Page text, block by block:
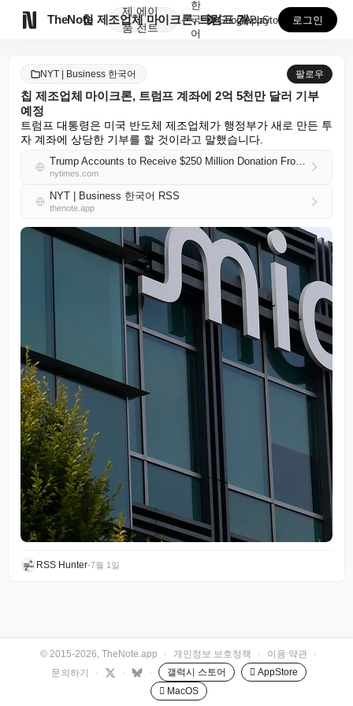
TheNote
제
품
에이
전트
칩 제조업체 마이크론, 트럼프 계좌에 2억 5천만 달러...
한
국
어
GooglePlay
AppStore 로그인
NYT | Business 한국어 팔로우
칩 제조업체 마이크론, 트럼프 계좌에 2억 5천만 달러 기부
예정
트럼프 대통령은 미국 반도체 제조업체가 행정부가 새로 만든 투
자 계좌에 상당한 기부를 할 것이라고 말했습니다.
Trump Accounts to Receive $250 Million Donation From Chip Maker Micron
nytimes.com
NYT | Business 한국어 RSS
thenote.app
RSS Hunter•7월 1일
© 2015-2026, TheNote.app · 개인정보 보호정책 · 이용 약관
·
문의하기
· · · 갤럭시 스토어
 AppStore
 MacOS